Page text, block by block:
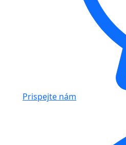
Prispejte nám